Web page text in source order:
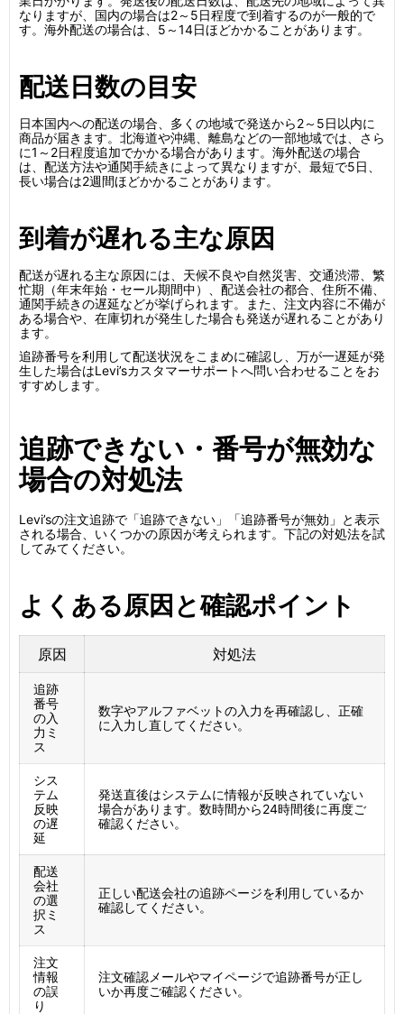
なりますが、国内の場合は2～5日程度で到着するのが一般的で
す。海外配送の場合は、5～14日ほどかかることがあります。
配送日数の目安
日本国内への配送の場合、多くの地域で発送から2～5日以内に
商品が届きます。北海道や沖縄、離島などの一部地域では、さら
に1～2日程度追加でかかる場合があります。海外配送の場合
は、配送方法や通関手続きによって異なりますが、最短で5日、
長い場合は2週間ほどかかることがあります。
到着が遅れる主な原因
配送が遅れる主な原因には、天候不良や自然災害、交通渋滞、繁
忙期（年末年始・セール期間中）、配送会社の都合、住所不備、
通関手続きの遅延などが挙げられます。また、注文内容に不備が
ある場合や、在庫切れが発生した場合も発送が遅れることがあり
ます。
追跡番号を利用して配送状況をこまめに確認し、万が一遅延が発
生した場合はLevi’sカスタマーサポートへ問い合わせることをお
すすめします。
追跡できない・番号が無効な
場合の対処法
Levi’sの注文追跡で「追跡できない」「追跡番号が無効」と表示
される場合、いくつかの原因が考えられます。下記の対処法を試
してみてください。
よくある原因と確認ポイント
原因 対処法
追跡
番号
の入
力ミ
ス
数字やアルファベットの入力を再確認し、正確
に入力し直してください。
シス
テム
反映
の遅
延
発送直後はシステムに情報が反映されていない
場合があります。数時間から24時間後に再度ご
確認ください。
配送
会社
の選
択ミ
ス
正しい配送会社の追跡ページを利用しているか
確認してください。
注文
情報
の誤
り
注文確認メールやマイページで追跡番号が正し
いか再度ご確認ください。